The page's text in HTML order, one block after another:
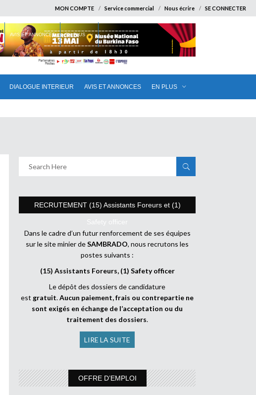
MON COMPTE Service commercial Nous écrire SE CONNECTER
DIALOGUE INTERIEUR AVIS ET ANNONCES EN PLUS
AVIS ET ANNONCES EN PLUS
RECRUTEMENT (15) Assistants Foreurs et (1)
Safety officer
Dans le cadre d’un futur renforcement de ses équipes
sur le site minier deSAMBRADO, nous recrutons les
postes suivants :
(15) Assistants Foreurs, (1) Safety officer
Le dépôt des dossiers de candidature
est gratuit.Aucun paiement, frais ou contrepartie ne
sont exigés en échange de l’acceptation ou du
traitement des dossiers.
LIRE LA SUITE
OFFRE D’EMPLOI